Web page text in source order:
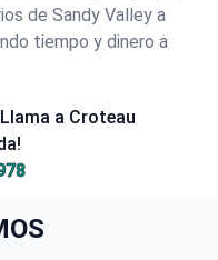
de Sandy Valley a
tiempo y dinero a
a Croteau